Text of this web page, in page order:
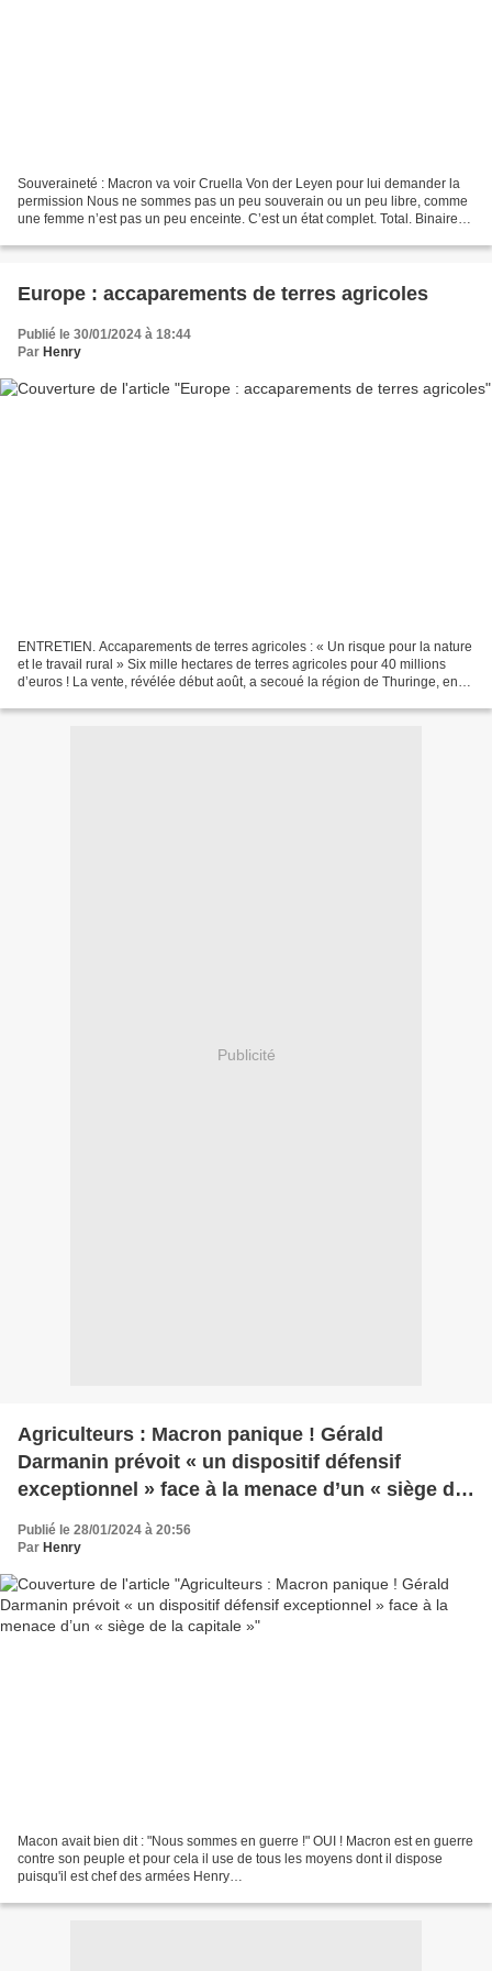
Souveraineté : Macron va voir Cruella Von der Leyen pour lui demander la
permission Nous ne sommes pas un peu souverain ou un peu libre, comme
une femme n’est pas un peu enceinte. C’est un état complet. Total. Binaire
Europe : accaparements de terres agricoles
Publié le 30/01/2024 à 18:44
Par Henry
ENTRETIEN. Accaparements de terres agricoles : « Un risque pour la nature
et le travail rural » Six mille hectares de terres agricoles pour 40 millions
d’euros ! La vente, révélée début août, a secoué la région de Thuringe, en
Publicité
Agriculteurs : Macron panique ! Gérald
Darmanin prévoit « un dispositif défensif
exceptionnel » face à la menace d’un « siège de
Publié le 28/01/2024 à 20:56
Par Henry
Macon avait bien dit : "Nous sommes en guerre !" OUI ! Macron est en guerre
contre son peuple et pour cela il use de tous les moyens dont il dispose
puisqu'il est chef des armées Henry
ALERTE INFO...